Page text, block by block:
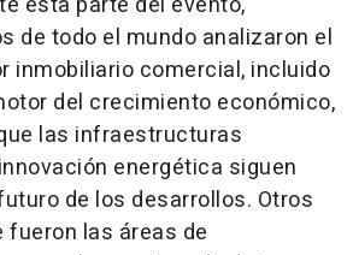
de todo el mundo analizaron el
inmobiliario comercial, incluido
del crecimiento económico,
las infraestructuras
energética siguen
de los desarrollos. Otros
las áreas de